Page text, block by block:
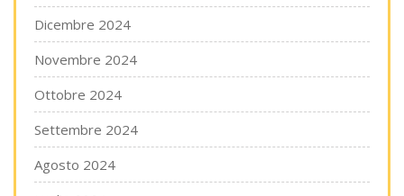
Dicembre 2024
Novembre 2024
Ottobre 2024
Settembre 2024
Agosto 2024